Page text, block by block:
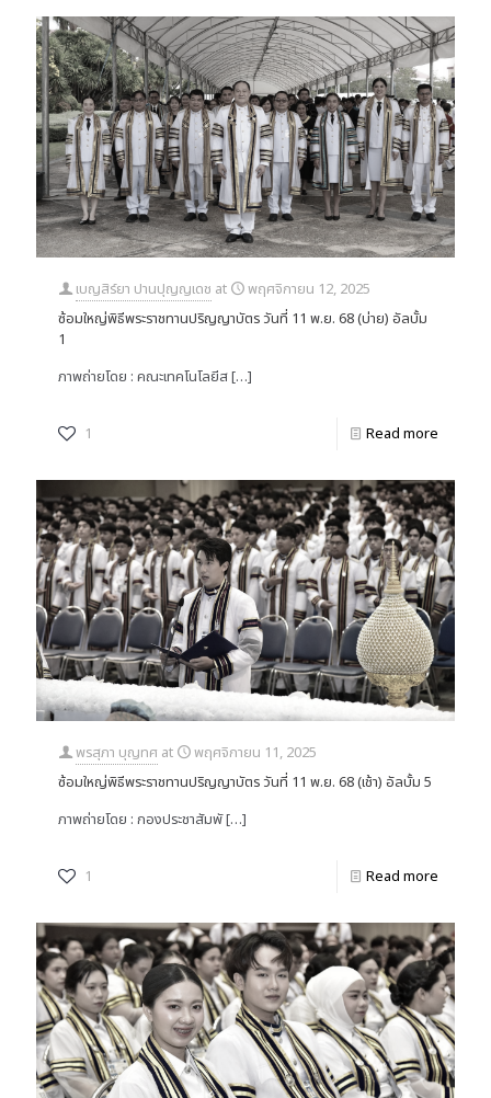
เบญสิร์ยา ปานปุญญเดช at
พฤศจิกายน 12, 2025
ซ้อมใหญ่พิธีพระราชทานปริญญาบัตร วันที่ 11 พ.ย. 68 (บ่าย) อัลบั้ม
1
ภาพถ่ายโดย : คณะเทคโนโลยีส[…]
1 Read more
พรสุภา บุญทศ at
พฤศจิกายน 11, 2025
ซ้อมใหญ่พิธีพระราชทานปริญญาบัตร วันที่ 11 พ.ย. 68 (เช้า) อัลบั้ม 5
ภาพถ่ายโดย : กองประชาสัมพั[…]
1 Read more